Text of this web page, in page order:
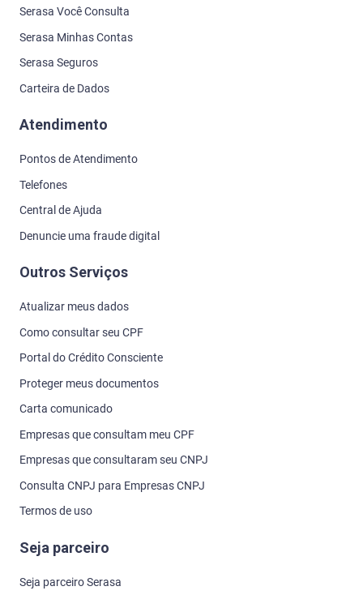
Serasa Você Consulta
Serasa Minhas Contas
Serasa Seguros
Carteira de Dados
Atendimento
Pontos de Atendimento
Telefones
Central de Ajuda
Denuncie uma fraude digital
Outros Serviços
Atualizar meus dados
Como consultar seu CPF
Portal do Crédito Consciente
Proteger meus documentos
Carta comunicado
Empresas que consultam meu CPF
Empresas que consultaram seu CNPJ
Consulta CNPJ para Empresas CNPJ
Termos de uso
Seja parceiro
Seja parceiro Serasa